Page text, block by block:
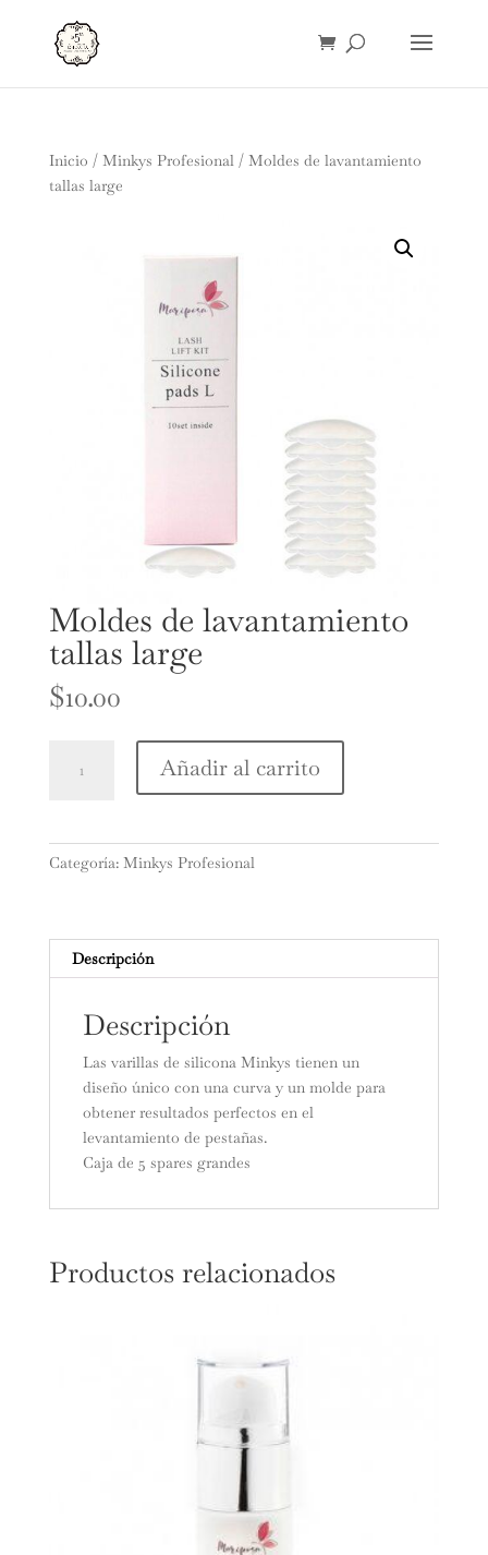
Inicio / Minkys Profesional/ Moldes de lavantamiento
tallas large
Moldes de lavantamiento
tallas large
$10.00
cantidad
Añadir al carrito
Categoría: Minkys Profesional
Descripción
Descripción
Las varillas de silicona Minkys tienen un
diseño único con una curva y un molde para
obtener resultados perfectos en el
levantamiento de pestañas.
Caja de 5 spares grandes
Productos relacionados